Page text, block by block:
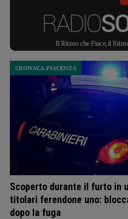
Il Ritmo che Piace, il
Scoperto durante il furto in
titolari ferendone uno:
dopo la fuga
CRONACA PIACENZA